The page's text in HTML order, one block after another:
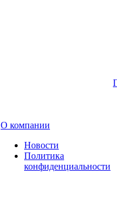
О компании
Новости
Политика
конфиденциальности